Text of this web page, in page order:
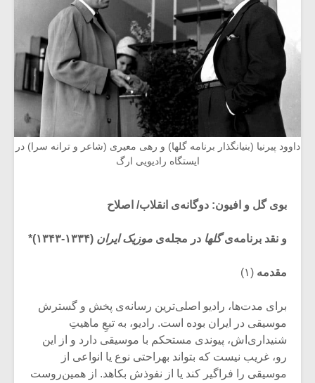
داوود پیرنیا (بنیانگذار برنامه گلها) و رهی معیری (شاعر و ترانه سرا) در
ایستگاه رادیویی ارگ
بوی گل و افیون: دوگانه‌ی انقلاب/ اصلاح
و نقد برنامه‌یگلها در مجله‌ی موزیک ایران (۱۳۳۴-۱۳۴۳)*
مقدمه (۱)
برای مدت‌ها، رادیو اصلی‌ترین رسانه‌ی پخش و گسترش
موسیقی در ایران بوده است. رادیو، به تبعِ ماهیتِ
شنیداری‌اش، پیوندی مستحکم با موسیقی دارد و از این
رو، غریب نیست که بتواند به‏راحتی نوع یا انواعی از
موسیقی را فراگیر کند یا از نفوذش بکاهد. از همین‌روست